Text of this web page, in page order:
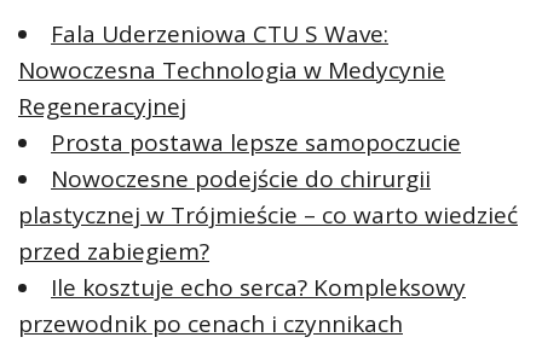
Fala Uderzeniowa CTU S Wave:
Nowoczesna Technologia w Medycynie
Regeneracyjnej
Prosta postawa lepsze samopoczucie
Nowoczesne podejście do chirurgii
plastycznej w Trójmieście – co warto wiedzieć
przed zabiegiem?
Ile kosztuje echo serca? Kompleksowy
przewodnik po cenach i czynnikach